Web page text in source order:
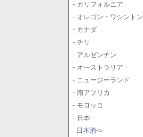
- カリフォルニア
- オレゴン・ワシントン
- カナダ
- チリ
- アルゼンチン
- オーストラリア
- ニュージーランド
- 南アフリカ
- モロッコ
- 日本
日本酒->